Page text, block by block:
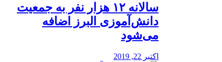
️سالانه ۱۲ هزار نفر به جمعیت
دانش‌آموزی البرز اضافه
می‌شود
اکتبر 22, 2019